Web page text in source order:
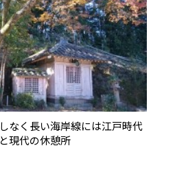
なく長い海岸線には江戸時代
現代の休憩所